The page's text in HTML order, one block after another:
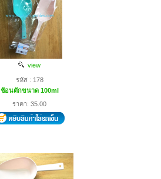
view
รหัส : 178
ช้อนตักขนาด 100ml
ราคา: 35.00